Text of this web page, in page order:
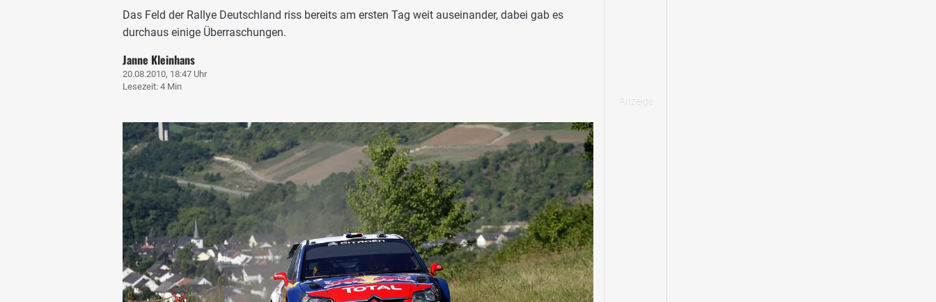
Das Feld der Rallye Deutschland riss bereits am ersten Tag weit auseinander, dabei gab es
durchaus einige Überraschungen.
Janne Kleinhans
20.08.2010, 18:47 Uhr
Lesezeit: 4 Min